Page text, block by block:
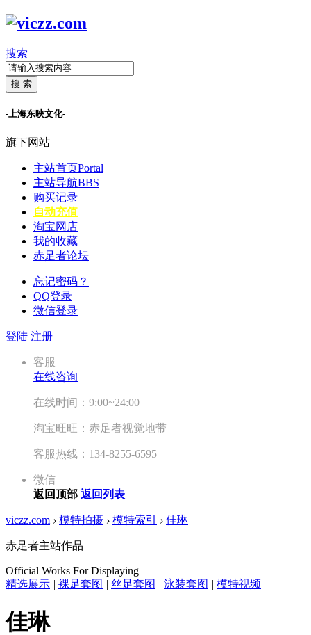
搜索
搜 索
-上海东映文化-
旗下网站
主站首页Portal
主站导航BBS
购买记录
自动充值
淘宝网店
我的收藏
赤足者论坛
忘记密码？
QQ登录
微信登录
登陆 注册
客服
在线咨询
在线时间：9:00~24:00
淘宝旺旺：赤足者视觉地带
客服热线：134-8255-6595
微信
返回顶部 返回列表
viczz.com › 模特拍摄 › 模特索引 › 佳琳
赤足者主站作品
Official Works For Displaying
精选展示 | 裸足套图 | 丝足套图 | 泳装套图 | 模特视频
佳琳